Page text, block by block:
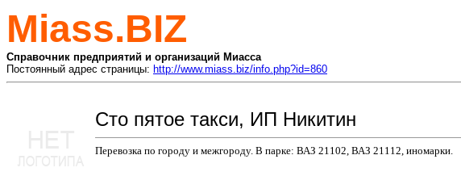
Miass.BIZ
Справочник предприятий и организаций Миасса
Постоянный адрес страницы: http://www.miass.biz/info.php?id=860
Сто пятое такси, ИП Никитин
Перевозка по городу и межгороду. В парке: ВАЗ 21102, ВАЗ 21112, иномарки.